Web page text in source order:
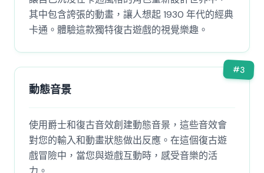
其中包含誇張的動畫，讓人想起 1930 年代的經典
卡通。體驗這款獨特復古遊戲的視覺樂趣。
#3
動態音景
使用爵士和復古音效創建動態音景，這些音效會
對您的輸入和動畫狀態做出反應。在這個復古遊
戲冒險中，當您與遊戲互動時，感受音樂的活